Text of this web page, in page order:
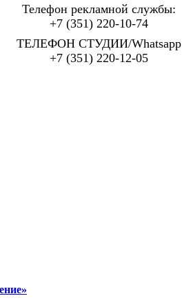
Телефон рекламной службы:
+7 (351) 220-10-74
ТЕЛЕФОН СТУДИИ/Whatsapp
+7 (351) 220-12-05